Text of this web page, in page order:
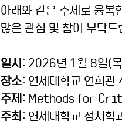
아래와 같은 주제로 융복
많은 관심 및 참여 부탁드
일시: 2026년 1월 8일(
장소: 연세대학교 연희관
주제: Methods for
주최: 연세대학교 정치